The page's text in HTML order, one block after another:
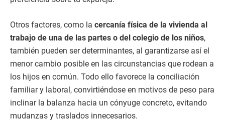
Otros factores, como la cercanía física de la vivienda al
trabajo de una de las partes o del colegio de los niños,
también pueden ser determinantes, al garantizarse así el
menor cambio posible en las circunstancias que rodean a
los hijos en común. Todo ello favorece la conciliación
familiar y laboral, convirtiéndose en motivos de peso para
inclinar la balanza hacia un cónyuge concreto, evitando
mudanzas y traslados innecesarios.